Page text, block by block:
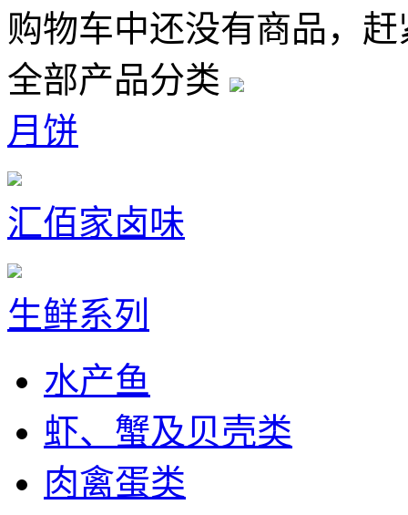
购物车中还没有商品，
全部产品分类
月饼
汇佰家卤味
生鲜系列
水产鱼
虾、蟹及贝壳类
肉禽蛋类